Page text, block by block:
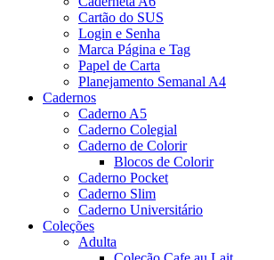
Cartão do SUS
Login e Senha
Marca Página e Tag
Papel de Carta
Planejamento Semanal A4
Cadernos
Caderno A5
Caderno Colegial
Caderno de Colorir
Blocos de Colorir
Caderno Pocket
Caderno Slim
Caderno Universitário
Coleções
Adulta